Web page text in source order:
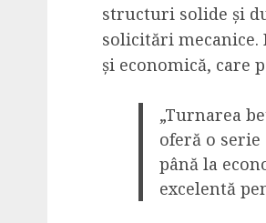
structuri solide și
solicitări mecanice.
și economică, care
„Turnarea
oferă o
până la
excelentă